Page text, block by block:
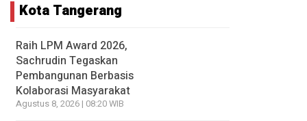
Kota Tangerang
Raih LPM Award 2026,
Sachrudin Tegaskan
Pembangunan Berbasis
Kolaborasi Masyarakat
Agustus 8, 2026 | 08:20 WIB